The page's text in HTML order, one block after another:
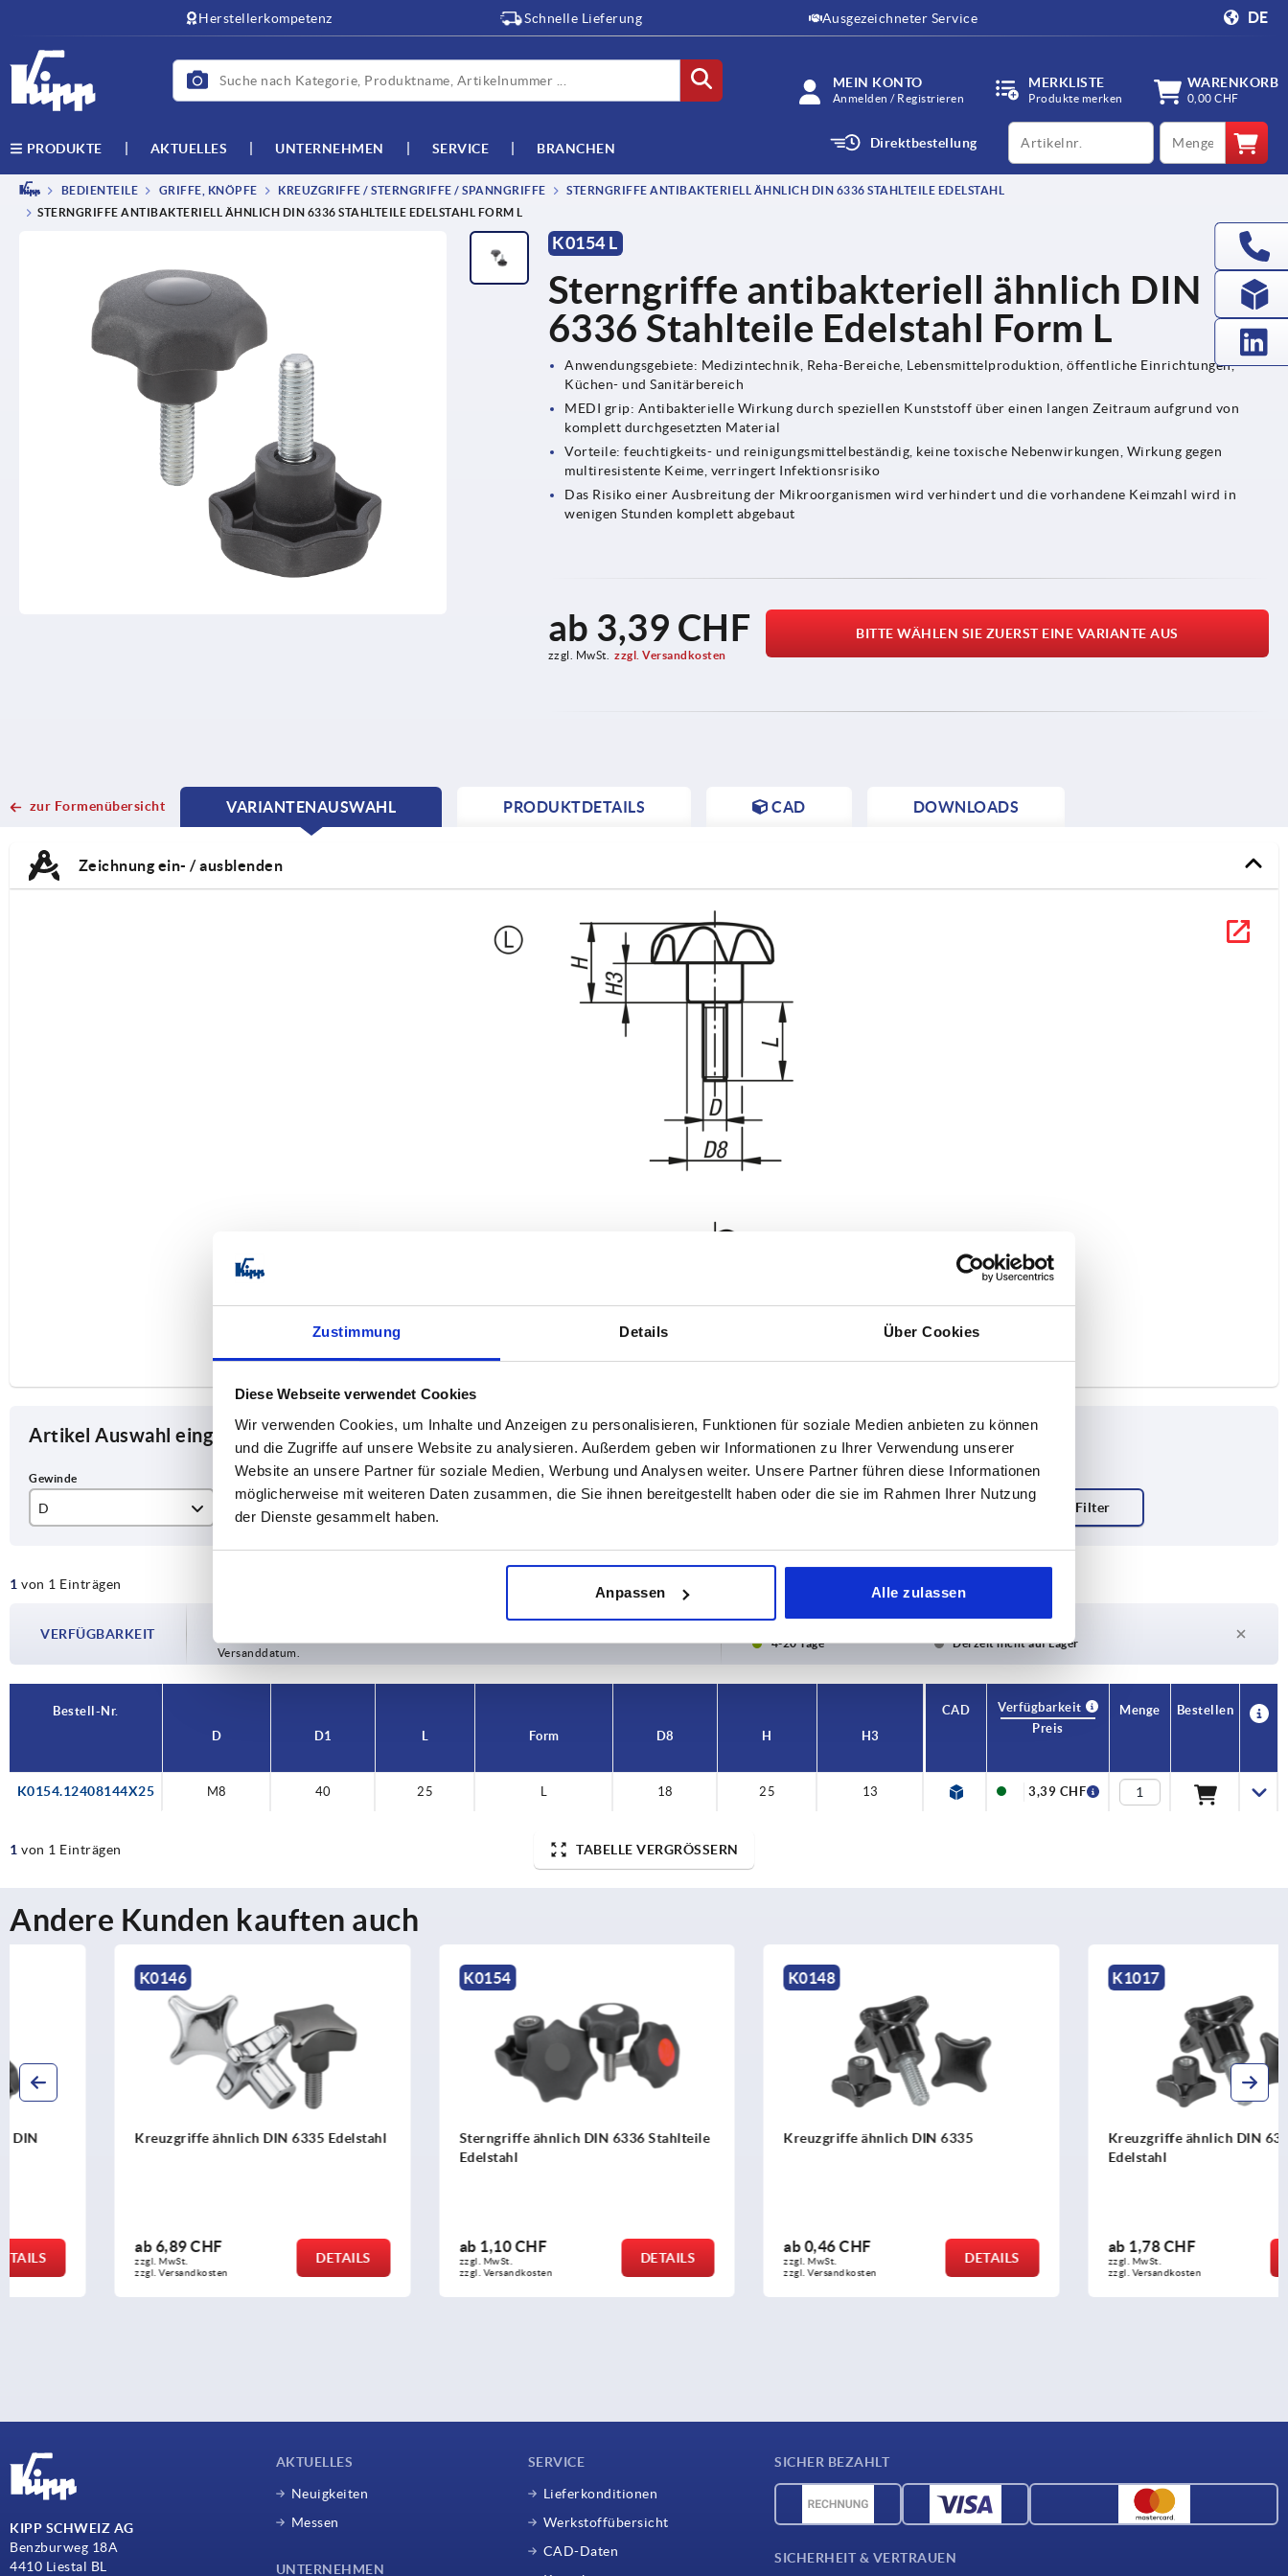
Zustimmung Details Über Cookies
Diese Webseite verwendet Cookies
Wir verwenden Cookies, um Inhalte und Anzeigen zu personalisieren, Funktionen für soziale Medien anbieten zu können
und die Zugriffe auf unsere Website zu analysieren. Außerdem geben wir Informationen zu Ihrer Verwendung unserer
Website an unsere Partner für soziale Medien, Werbung und Analysen weiter. Unsere Partner führen diese Informationen
möglicherweise mit weiteren Daten zusammen, die Sie ihnen bereitgestellt haben oder die sie im Rahmen Ihrer Nutzung
der Dienste gesammelt haben.
Anpassen Alle zulassen
Herstellerkompetenz Schnelle Lieferung Ausgezeichneter Service DE
MEIN KONTO
Anmelden / Registrieren
MERKLISTE
Produkte merken
WARENKORB
0,00 CHF
PRODUKTE AKTUELLES UNTERNEHMEN SERVICE BRANCHEN Direktbestellung
productCode qty
BEDIENTEILE GRIFFE, KNÖPFE KREUZGRIFFE / STERNGRIFFE / SPANNGRIFFE
STERNGRIFFE ANTIBAKTERIELL ÄHNLICH DIN 6336 STAHLTEILE EDELSTAHL
STERNGRIFFE ANTIBAKTERIELL ÄHNLICH DIN 6336 STAHLTEILE EDELSTAHL FORM L
K0154 L
Sterngriffe antibakteriell ähnlich DIN
6336 Stahlteile Edelstahl Form L
Anwendungsgebiete: Medizintechnik, Reha-Bereiche, Lebensmittelproduktion, öffentliche Einrichtungen,
Küchen- und Sanitärbereich
MEDI grip: Antibakterielle Wirkung durch speziellen Kunststoff über einen langen Zeitraum aufgrund von
komplett durchgesetzten Material
Vorteile: feuchtigkeits- und reinigungsmittelbeständig, keine toxische Nebenwirkungen, Wirkung gegen
multiresistente Keime, verringert Infektionsrisiko
Das Risiko einer Ausbreitung der Mikroorganismen wird verhindert und die vorhandene Keimzahl wird in
wenigen Stunden komplett abgebaut
ab 3,39 CHF
zzgl. MwSt. zzgl. Versandkosten
BITTE WÄHLEN SIE ZUERST EINE VARIANTE AUS
zur Formenübersicht
VARIANTENAUSWAHL
CURRENT
CURRENT
PRODUKTDETAILS CAD DOWNLOADS
Zeichnung ein- / ausblenden
Artikel Auswahl eingrenzen
D D1
40
L
25 L 18
1 von 1 Einträgen TABELLE VERGRÖSSERN
VERFÜGBARKEIT
Versanddatum.
1-3 Tage
4-20 Tage
Derzeit nicht auf Lager
Bestell-Nr.
D
D1 Form D8 H H3
CAD
Verfügbarkeit
Preis
Menge Bestellen
K0154.12408144X25 M8 40 25 18 25 13 3,39 CHF
1 von 1 Einträgen TABELLE VERGRÖSSERN
Andere Kunden kauften auch
Kreuzgriffe ähnlich DIN 6335 Edelstahl
6,89 CHF
zzgl. MwSt.
zzgl. Versandkosten
Sterngriffe ähnlich DIN 6336 Stahlteile
1,10 CHF
zzgl. MwSt.
zzgl. Versandkosten
Kreuzgriffe ähnlich DIN 6335
0,46 CHF
zzgl. MwSt.
zzgl. Versandkosten
Kreuzgriffe ähnlich DIN 6335 Stahlteile
1,78 CHF
zzgl. MwSt.
zzgl. Versandkosten
KIPP SCHWEIZ AG
Benzburweg 18A
4410 Liestal BL
AKTUELLES
Neuigkeiten
Messen
UNTERNEHMEN
SERVICE
Lieferkonditionen
Werkstoffübersicht
CAD-Daten
SICHER BEZAHLT
SICHERHEIT & VERTRAUEN